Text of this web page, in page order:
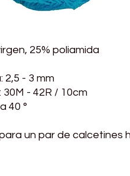
25% poliamida
2,5 - 3 mm
- 42R / 10cm
40 °
un par de calcetines